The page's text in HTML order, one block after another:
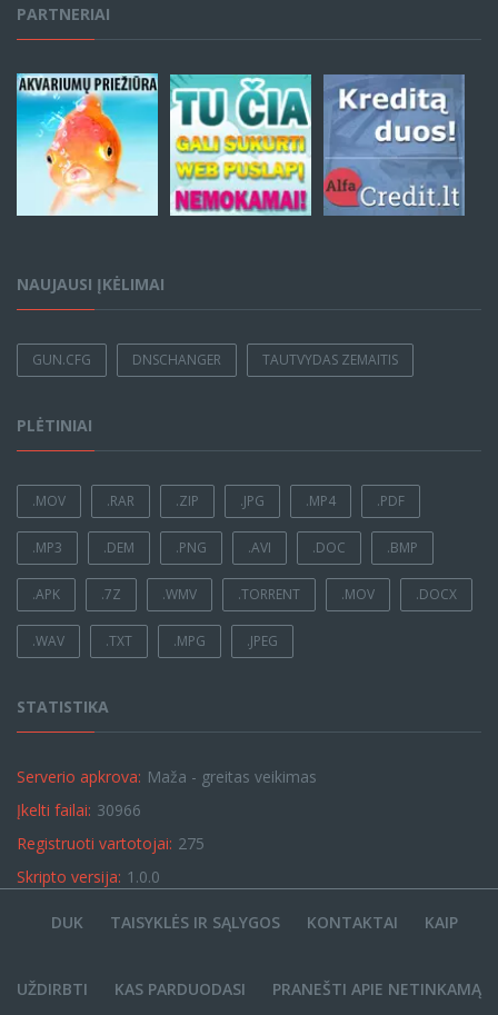
PARTNERIAI
NAUJAUSI ĮKĖLIMAI
GUN.CFG DNSCHANGER TAUTVYDAS ZEMAITIS
PLĖTINIAI
.MOV .RAR .ZIP .JPG .MP4 .PDF
.MP3 .DEM .PNG .AVI .DOC .BMP
.APK .7Z .WMV .TORRENT .MOV .DOCX
.WAV .TXT .MPG .JPEG
STATISTIKA
Serverio apkrova: Maža - greitas veikimas
Įkelti failai: 30966
Registruoti vartotojai: 275
Skripto versija: 1.0.0
DUK TAISYKLĖS IR SĄLYGOS KONTAKTAI KAIP
UŽDIRBTI KAS PARDUODASI PRANEŠTI APIE NETINKAMĄ